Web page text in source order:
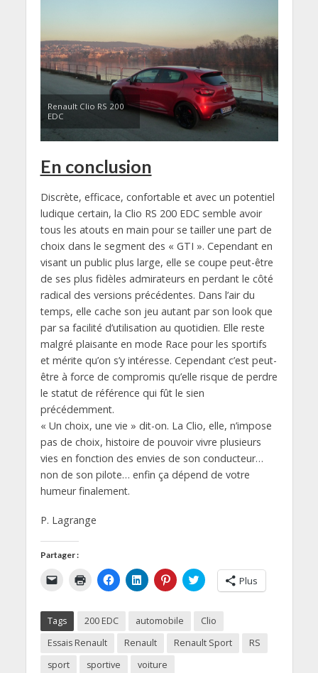
Renault Clio RS 200
EDC
En conclusion
Discrète, efficace, confortable et avec un potentiel
ludique certain, la Clio RS 200 EDC semble avoir
tous les atouts en main pour se tailler une part de
choix dans le segment des « GTI ». Cependant en
visant un public plus large, elle se coupe peut-être
de ses plus fidèles admirateurs en perdant le côté
radical des versions précédentes. Dans l’air du
temps, elle cache son jeu autant par son look que
par sa facilité d’utilisation au quotidien. Elle reste
malgré plaisante en mode Race pour les sportifs
et mérite qu’on s’y intéresse. Cependant c’est peut-
être à force de compromis qu’elle risque de perdre
le statut de référence qui fût le sien
précédemment.
« Un choix, une vie » dit-on. La Clio, elle, n’impose
pas de choix, histoire de pouvoir vivre plusieurs
vies en fonction des envies de son conducteur…
non de son pilote… enfin ça dépend de votre
humeur finalement.
P. Lagrange
Partager :
u
e
r
p
u
r
u
e
p
u
r
C
l
u
e
u
r
C
l
u
e
p
u
r
C
l
u
e
p
C
l
u
e
p
Plus
Tags 200 EDC automobile
Clio
Essais Renault
Renault Renault Sport
RS
sport
sportive voiture